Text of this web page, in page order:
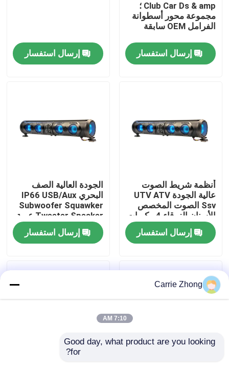
معلومات عنا
مراقبة الجودة
اتصل بنا
مرايا جانبية لعربة الجولف
Club Car Ds & amp ؛
مجموعة محور أسطوانة
الفرامل OEM سابقة
إرسال استفسار إرسال استفسار
أنظمة شريط الصوت
عالية الجودة UTV ATV
Ssv الصوت المخصص
الأسنان الزرقاء 4 مكبرات
الصوت التحكم عن بعد
IP66 عازل المياه USB إرسال استفسار
الجودة العالية الصف
البحري IP66 USB/Aux
Subwoofer Squawker
Tweeter Speaker عربة
الغولف الكهربائية شريط
الصوت بلوتوث
إرسال استفسار
Carrie Zhong
7:10 AM
Good day, what product are you looking
for?